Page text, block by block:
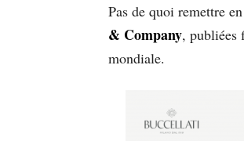
Pas de quoi remettre
& Company, publiées
mondiale.